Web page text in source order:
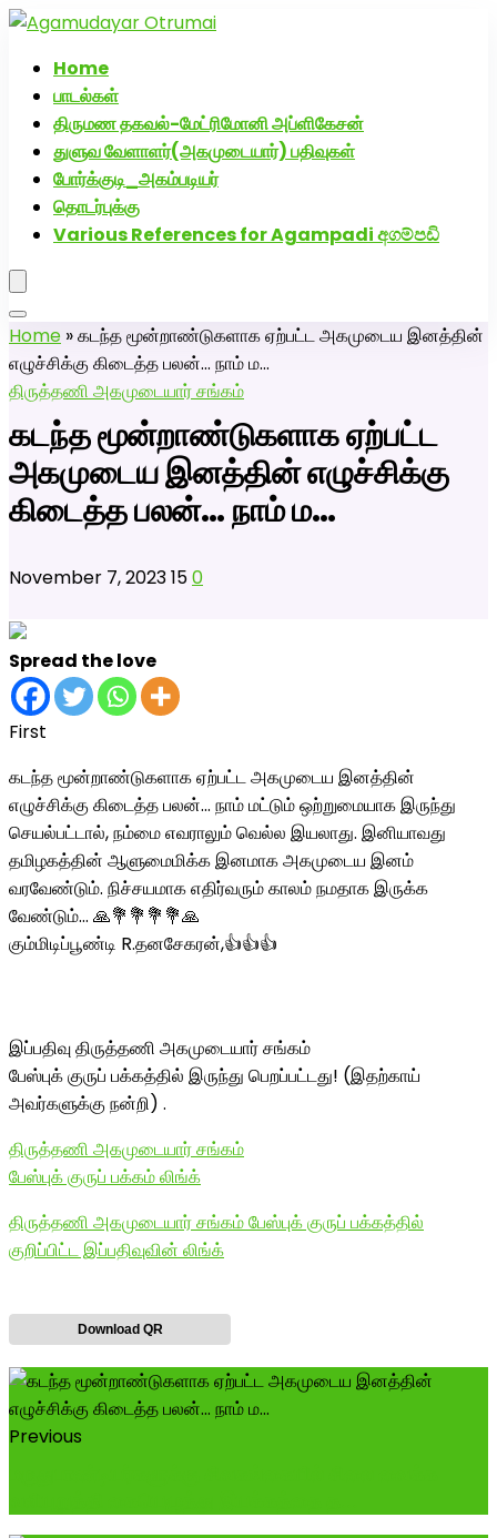
Home
பாடல்கள்
திருமண தகவல்-மேட்ரிமோனி அப்ளிகேசன்
துளுவ வேளாளர்(அகமுடையார்) பதிவுகள்
போர்க்குடி_அகம்படியர்
தொடர்புக்கு
Various References for Agampadi අගම්පඩි
Home »கடந்த மூன்றாண்டுகளாக ஏற்பட்ட அகமுடைய இனத்தின்
எழுச்சிக்கு கிடைத்த பலன்… நாம் ம…
திருத்தணி அகமுடையார் சங்கம்
கடந்த மூன்றாண்டுகளாக ஏற்பட்ட
அகமுடைய இனத்தின் எழுச்சிக்கு
கிடைத்த பலன்… நாம் ம…
November 7, 2023150
Spread the love
First
கடந்த மூன்றாண்டுகளாக ஏற்பட்ட அகமுடைய இனத்தின்
எழுச்சிக்கு கிடைத்த பலன்… நாம் மட்டும் ஒற்றுமையாக இருந்து
செயல்பட்டால், நம்மை எவராலும் வெல்ல இயலாது. இனியாவது
தமிழகத்தின் ஆளுமைமிக்க இனமாக அகமுடைய இனம்
வரவேண்டும். நிச்சயமாக எதிர்வரும் காலம் நமதாக இருக்க
வேண்டும்… 🙏💐💐💐💐🙏
கும்மிடிப்பூண்டி R.தனசேகரன்,👍👍👍
இப்பதிவு திருத்தணி அகமுடையார் சங்கம்
பேஸ்புக் குருப் பக்கத்தில் இருந்து பெறப்பட்டது! (இதற்காய்
அவர்களுக்கு நன்றி) .
திருத்தணி அகமுடையார் சங்கம்
பேஸ்புக் குருப் பக்கம் லிங்க்
திருத்தணி அகமுடையார் சங்கம் பேஸ்புக் குருப் பக்கத்தில்
குறிப்பிட்ட இப்பதிவுவின் லிங்க்
Download QR
Previous
அகமுடையார் திருமண வரன்களுக்கு அகமுடையார்மேட்ரி-